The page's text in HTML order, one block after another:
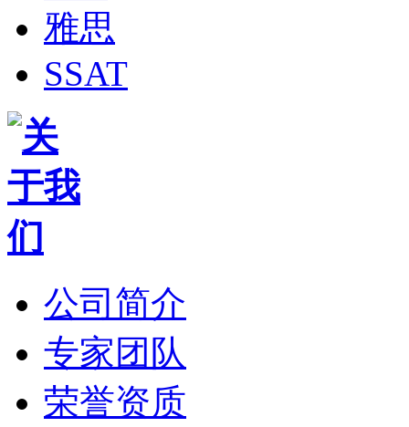
雅思
SSAT
公司简介
专家团队
荣誉资质